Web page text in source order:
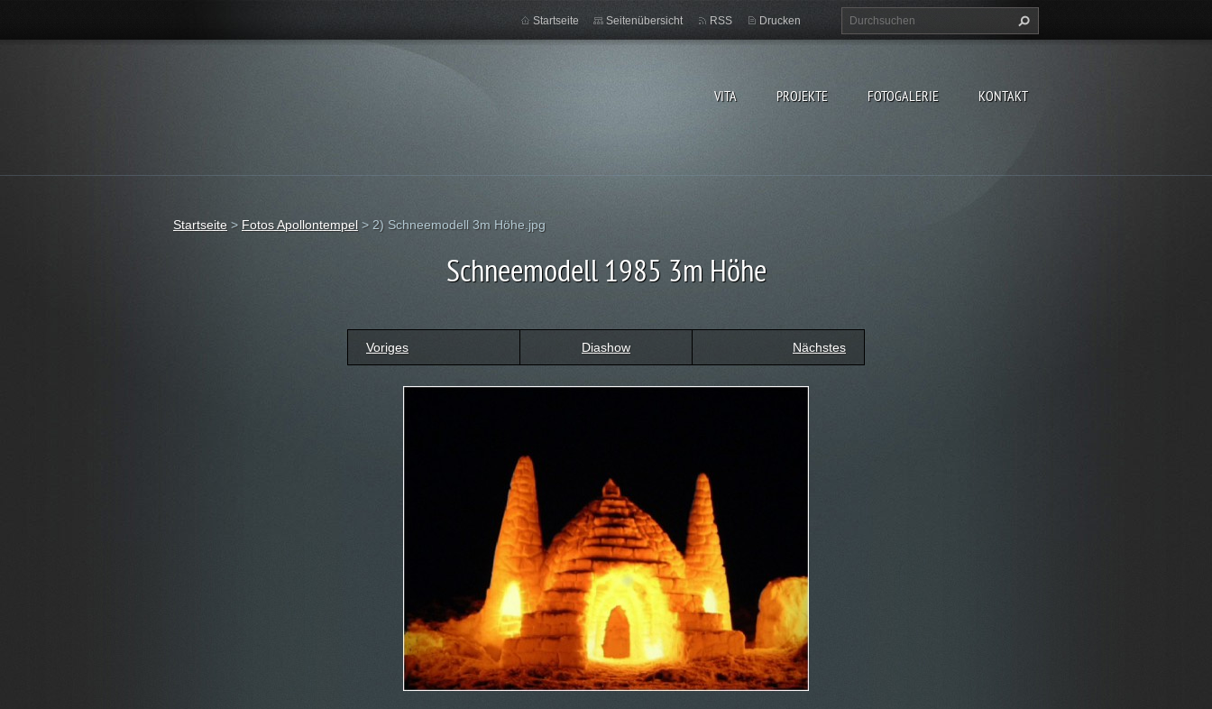
VITA PROJEKTE FOTOGALERIE KONTAKT
Startseite Seitenübersicht RSS Drucken
Startseite > Fotos Apollontempel > 2) Schneemodell 3m Höhe.jpg
Schneemodell 1985 3m Höhe
Voriges Diashow Nächstes